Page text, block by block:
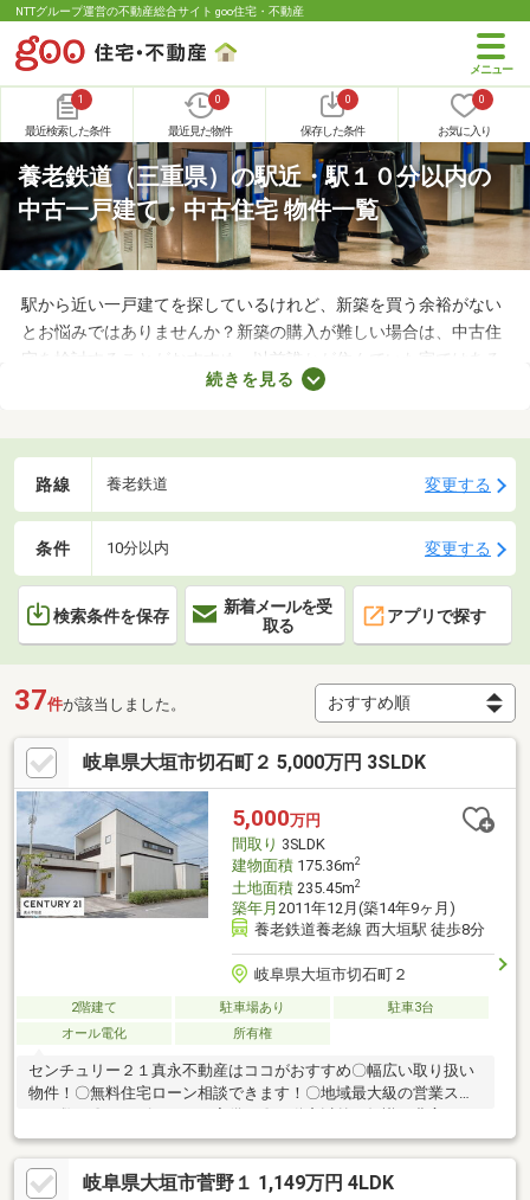
NTTグループ運営の不動産総合サイト goo住宅・不動産
1
最近検索した条件
0
最近見た物件
0
保存した条件
0
お気に入り
養老鉄道（三重県）の駅近・駅１０分以内の
中古一戸建て・中古住宅 物件一覧
駅から近い一戸建てを探しているけれど、新築を買う余裕がない
とお悩みではありませんか？新築の購入が難しい場合は、中古住
宅を検討することがおすすめ。以前誰かが住んでいた家ではある
ものの、費用を大幅に抑えられるメリットがあります。ここで
続きを見る
路線 養老鉄道 変更する
条件 10分以内 変更する
検索条件を保存
新着メールを受
取る
アプリで探す
37件が該当しました。
岐阜県大垣市切石町２ 5,000万円 3SLDK
5,000万円
間取り 3SLDK
建物面積175.36m2
土地面積235.45m2
築年月 2011年12月(築14年9ヶ月)
養老鉄道養老線 西大垣駅 徒歩8分
岐阜県大垣市切石町２
2階建て 駐車場あり
駐車3台
オール電化
所有権
センチュリー２１真永不動産はココがおすすめ〇幅広い取り扱い
物件！〇無料住宅ローン相談できます！〇地域最大級の営業スタ
す！営業時間9：30～18：00 (定休日：水曜日)この時間帯はお電
話でのお問い合わせがスムーズにご案内できます。
岐阜県大垣市菅野１ 1,149万円 4LDK